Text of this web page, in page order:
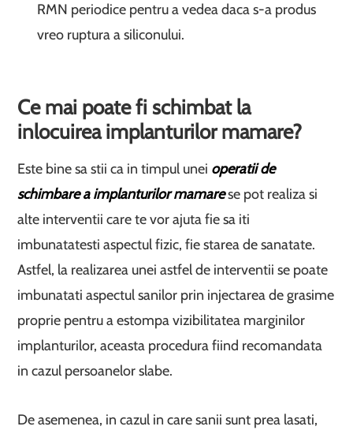
RMN periodice pentru a vedea daca s-a produs
vreo ruptura a siliconului.
Ce mai poate fi schimbat la
inlocuirea implanturilor mamare?
Este bine sa stii ca in timpul unei operatii de
schimbare a implanturilor mamarese pot realiza si
alte interventii care te vor ajuta fie sa iti
imbunatatesti aspectul fizic, fie starea de sanatate.
Astfel, la realizarea unei astfel de interventii se poate
imbunatati aspectul sanilor prin injectarea de grasime
proprie pentru a estompa vizibilitatea marginilor
implanturilor, aceasta procedura fiind recomandata
in cazul persoanelor slabe.
De asemenea, in cazul in care sanii sunt prea lasati,